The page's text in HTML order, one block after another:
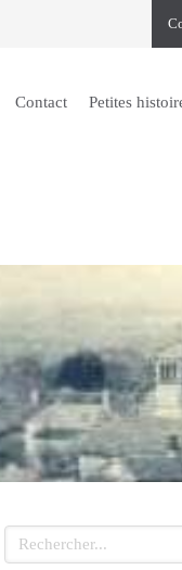
Contact Petites
Rechercher